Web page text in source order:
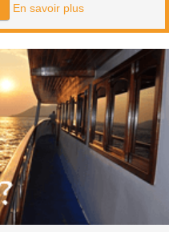
En savoir plus